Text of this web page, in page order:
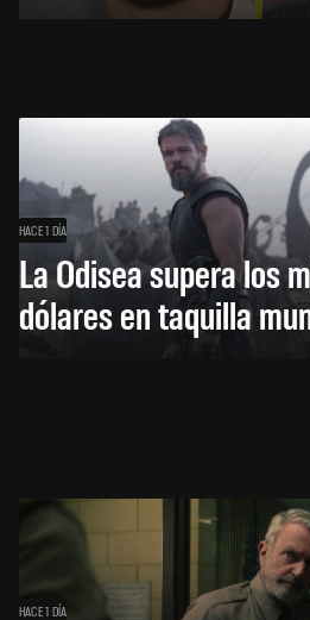
HACE 1 DÍA
La Odisea supera los
dólares en taquilla
HACE 1 DÍA